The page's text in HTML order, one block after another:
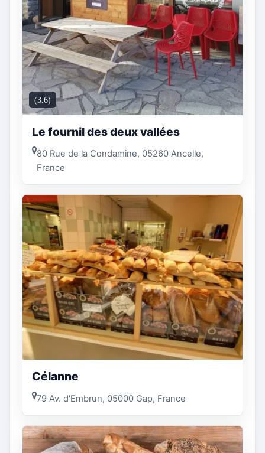
(3.6)
Le fournil des deux vallées
80 Rue de la Condamine, 05260 Ancelle,
France
Célanne
79 Av. d'Embrun, 05000 Gap, France